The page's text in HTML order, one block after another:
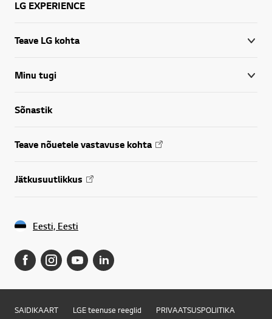
LG EXPERIENCE
Teave LG kohta
Minu tugi
Sõnastik
Teave nõuetele vastavuse kohta
Jätkusuutlikkus
Eesti, Eesti
SAIDIKAART LGE teenuse reeglid
PRIVAATSUSPOLIITIKA